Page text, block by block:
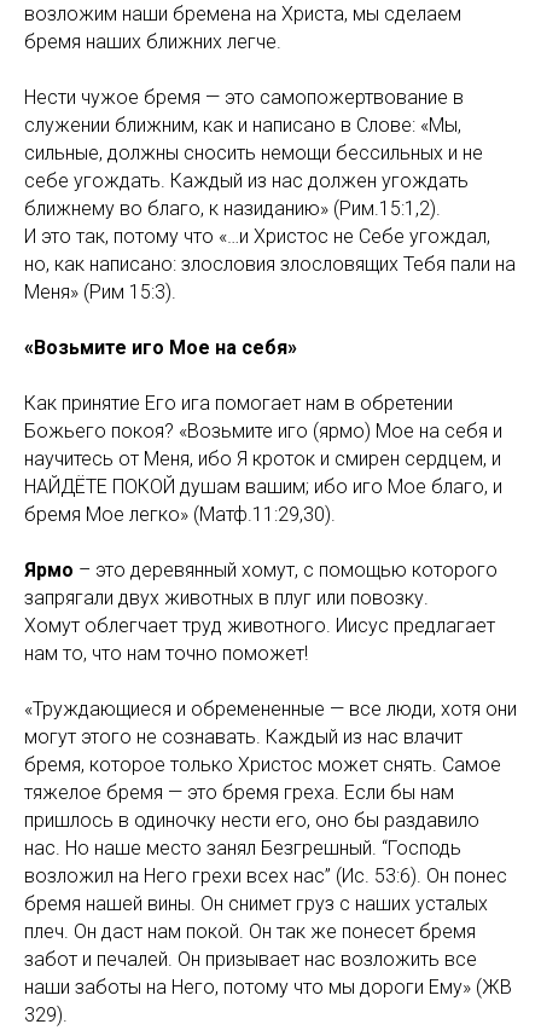
возложим наши бремена на Христа, мы сделаем
бремя наших ближних легче.
Нести чужое бремя — это самопожертвование в
служении ближним, как и написано в Слове: «Мы,
сильные, должны сносить немощи бессильных и не
себе угождать. Каждый из нас должен угождать
ближнему во благо, к назиданию» (Рим.15:1,2).
И это так, потому что «…и Христос не Себе угождал,
но, как написано: злословия злословящих Тебя пали на
Меня» (Рим 15:3).
«Возьмите иго Мое на себя»
Как принятие Его ига помогает нам в обретении
Божьего покоя? «Возьмите иго (ярмо) Мое на себя и
научитесь от Меня, ибо Я кроток и смирен сердцем, и
НАЙДЁТЕ ПОКОЙ душам вашим; ибо иго Мое благо, и
бремя Мое легко» (Матф.11:29,30).
Ярмо – это деревянный хомут, с помощью которого
запрягали двух животных в плуг или повозку.
Хомут облегчает труд животного. Иисус предлагает
нам то, что нам точно поможет!
«Труждающиеся и обремененные — все люди, хотя они
могут этого не сознавать. Каждый из нас влачит
бремя, которое только Христос может снять. Самое
тяжелое бремя — это бремя греха. Если бы нам
пришлось в одиночку нести его, оно бы раздавило
нас. Но наше место занял Безгрешный. “Господь
возложил на Него грехи всех нас” (Ис. 53:6). Он понес
бремя нашей вины. Он снимет груз с наших усталых
плеч. Он даст нам покой. Он так же понесет бремя
забот и печалей. Он призывает нас возложить все
наши заботы на Него, потому что мы дороги Ему» (ЖВ
329).